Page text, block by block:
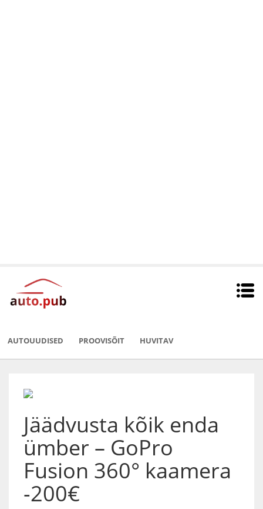
AUTOUUDISED PROOVISÕIT HUVITAV
Jäädvusta kõik enda
ümber – GoPro
Fusion 360° kaamera
-200€